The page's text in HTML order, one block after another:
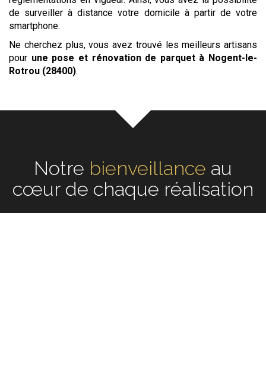
de surveiller à distance votre domicile à partir de votre
smartphone.
Ne cherchez plus, vous avez trouvé les meilleurs artisans
pour une pose et rénovation de parquet à Nogent-le-
Rotrou (28400).
Notreécouteau cœur de
chaque réalisation